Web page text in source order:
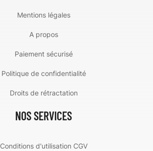
Mentions légales
A propos
Paiement sécurisé
Politique de confidentialité
Droits de rétractation
NOS SERVICES
Conditions d'utilisation CGV